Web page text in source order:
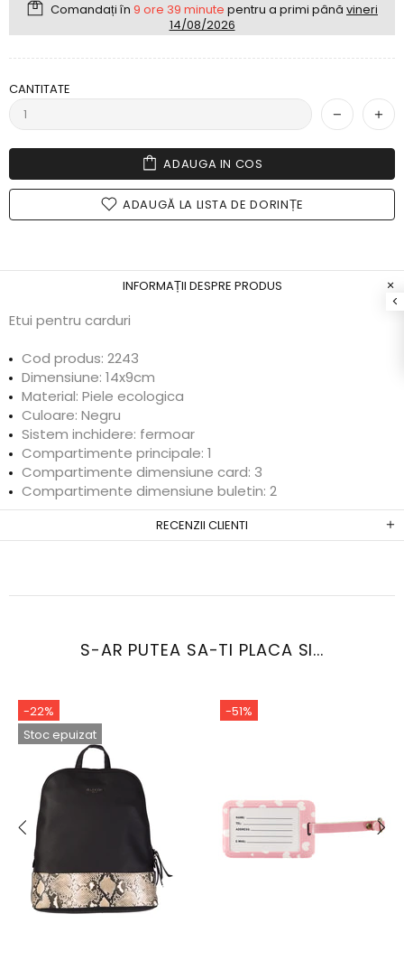
Comandați în 9 ore 39 minute pentru a primi până vineri
14/08/2026
CANTITATE
ADAUGA IN COS
ADAUGĂ LA LISTA DE DORINȚE
INFORMAȚII DESPRE PRODUS
Etui pentru carduri
Cod produs: 2243
Dimensiune: 14x9cm
Material: Piele ecologica
Culoare: Negru
Sistem inchidere: fermoar
Compartimente principale: 1
Compartimente dimensiune card: 3
Compartimente dimensiune buletin: 2
RECENZII CLIENTI
S-AR PUTEA SA-TI PLACA SI...
-22%
Stoc epuizat
-51%